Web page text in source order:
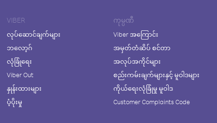
VIBER
လုပ်ဆောင်ချက်များ
ဘလော့ဂ်
လုံခြုံရေး
Viber Out
နှုန်းထားများ
ပံ့ပိုးမှု
ကုမ္ပဏီ
Viber အကြောင်း
အမှတ်တံဆိပ် စင်တာ
အလုပ်အကိုင်များ
စည်းကမ်းချက်များနှင့် မူဝါဒများ
ကိုယ်ရေးလုံခြုံမှု မူဝါဒ
Customer Complaints Code